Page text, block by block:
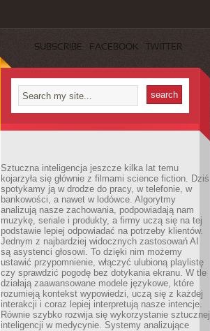
SUBSCRIBE FACEBOOK TWITTER
Sztuczna inteligencja jeszcze kilka lat temu
kojarzyła się głównie z filmami science fiction. Dziś
spotykamy ją w drodze do pracy, w telefonie, w
bankowości, a nawet w lodówce. Algorytmy
analizują nasze zachowania, podpowiadają nam
muzykę, seriale i produkty, a firmy uczą się na tej
podstawie lepiej odpowiadać na potrzeby klientów.
Jednym z najbardziej widocznych zastosowań AI
są asystenci głosowi. To dzięki nim możemy
ustawić przypomnienie, włączyć ulubioną playlistę
czy sprawdzić pogodę bez dotykania ekranu. W tle
działają zaawansowane modele językowe, które
rozumieją kontekst wypowiedzi, uczą się z każdej
interakcji i coraz lepiej interpretują nasze intencje.
Równie szybko rozwija się wykorzystanie sztucznej
inteligencji w medycynie. Systemy analizujące